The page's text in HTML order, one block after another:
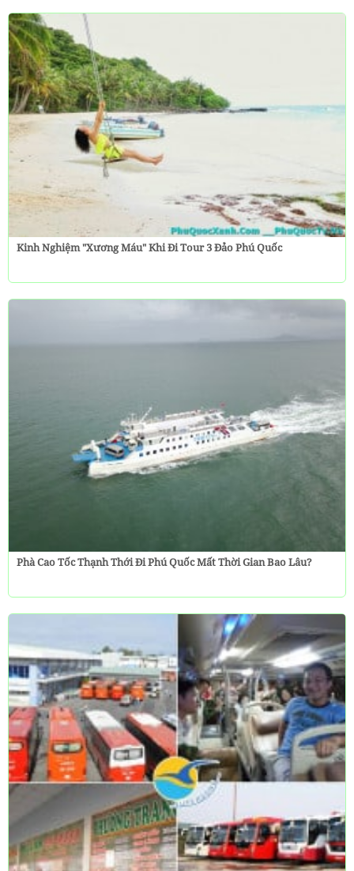
Kinh Nghiệm "Xương Máu" Khi Đi Tour 3 Đảo Phú Quốc
Phà Cao Tốc Thạnh Thới Đi Phú Quốc Mất Thời Gian Bao Lâu?